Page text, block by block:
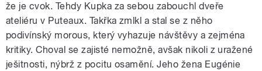
že je cvok. Tehdy Kupka za sebou zabouchl dveře
ateliéru v Puteaux. Takřka zmlkl a stal se z něho
podivínský morous, který vyhazuje návštěvy a zejména
kritiky. Choval se zajisté nemožně, avšak nikoli z uražené
ješitnosti, nýbrž z pocitu osamění. Jeho žena Eugénie